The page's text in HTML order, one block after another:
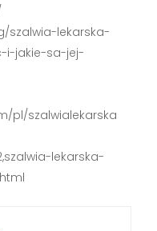
szalwia-lekarska-
i-jakie-sa-jej-
pl/szalwialekarska
lekarska-